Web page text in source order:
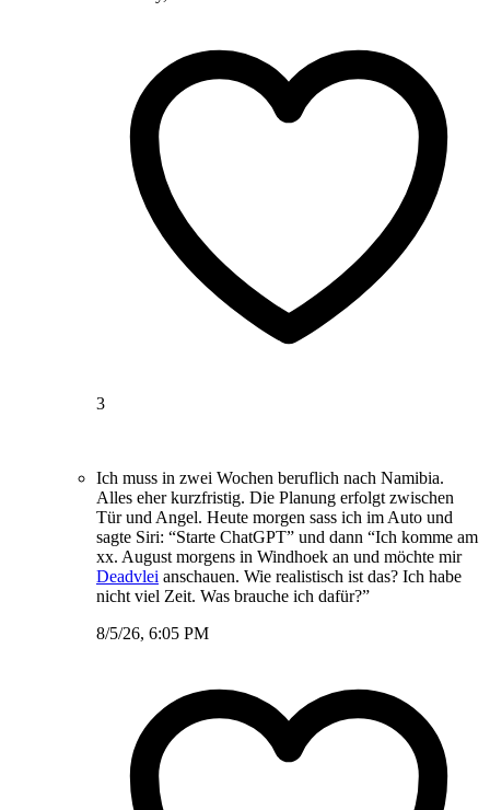
3
Ich muss in zwei Wochen beruflich nach Namibia.
Alles eher kurzfristig. Die Planung erfolgt zwischen
Tür und Angel. Heute morgen sass ich im Auto und
sagte Siri: “Starte ChatGPT” und dann “Ich komme am
xx. August morgens in Windhoek an und möchte mir
Deadvlei anschauen. Wie realistisch ist das? Ich habe
nicht viel Zeit. Was brauche ich dafür?”
8/5/26, 6:05 PM